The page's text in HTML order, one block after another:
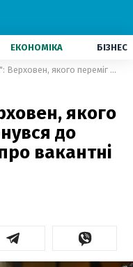
ЕКОНОМІКА БІЗНЕС
"Час реваншу": Верховен, якого переміг Усик, звернувся до нього після заяви про вакантні титули
якого
до
вакантні